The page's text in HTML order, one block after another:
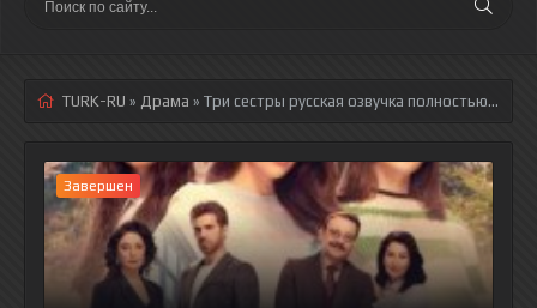
TURK-RU » Драма » Три сестры русская озвучка полностью смотреть онлайн!
Завершен